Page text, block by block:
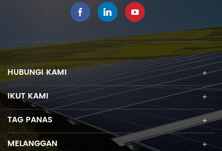
HUBUNGI KAMI
IKUT KAMI
TAG PANAS
MELANGGAN